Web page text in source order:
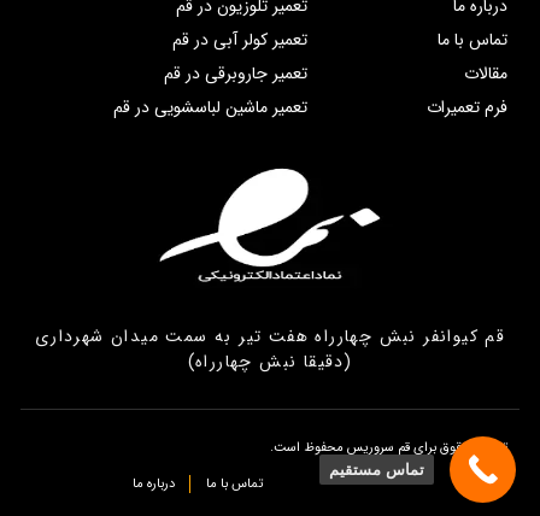
درباره ما
تماس با ما
مقالات
فرم تعمیرات
تعمیر تلوزیون در قم
تعمیر کولر آبی در قم
تعمیر جاروبرقی در قم
تعمیر ماشین لباسشویی در قم
قم کیوانفر نبش چهارراه هفت تیر به سمت میدان شهرداری
(دقیقا نبش چهارراه)
تمامی حقوق برای قم سروریس محفوظ است.
تماس با ما
درباره ما
تماس مستقیم